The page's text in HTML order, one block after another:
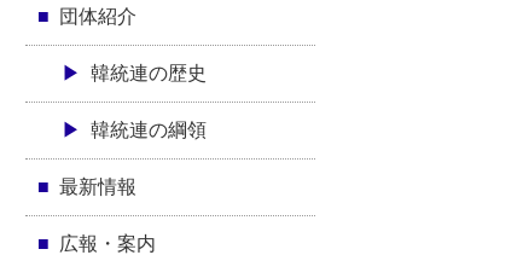
団体紹介
韓統連の歴史
韓統連の綱領
最新情報
広報・案内